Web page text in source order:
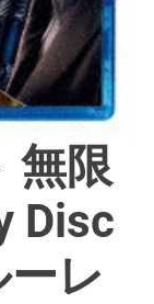
無限
Disc
ーレ